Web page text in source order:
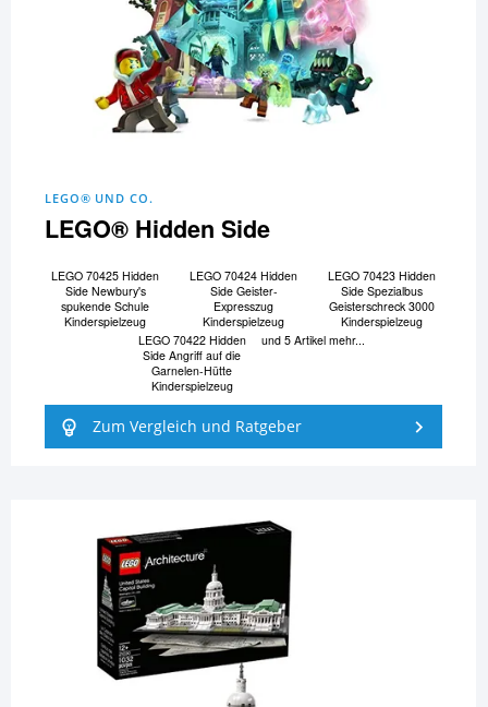
LEGO® UND CO.
LEGO® Hidden Side
LEGO 70425 Hidden
Side Newbury's
spukende Schule
Kinderspielzeug
LEGO 70424 Hidden
Side Geister-
Expresszug
Kinderspielzeug
LEGO 70423 Hidden
Side Spezialbus
Geisterschreck 3000
Kinderspielzeug
LEGO 70422 Hidden
Side Angriff auf die
Garnelen-Hütte
Kinderspielzeug
und 5 Artikel mehr...
Zum Vergleich und Ratgeber